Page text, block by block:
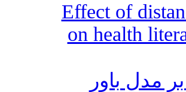
Effect of
on health
مدل باور